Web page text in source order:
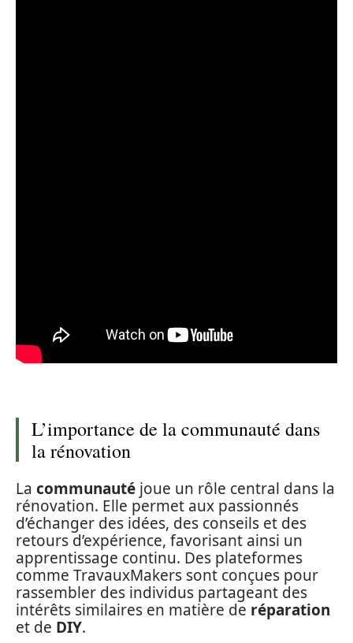
L’importance de la communauté dans
la rénovation
La communauté joue un rôle central dans la
rénovation. Elle permet aux passionnés
d’échanger des idées, des conseils et des
retours d’expérience, favorisant ainsi un
apprentissage continu. Des plateformes
comme TravauxMakers sont conçues pour
rassembler des individus partageant des
intérêts similaires en matière de réparation
et de DIY.